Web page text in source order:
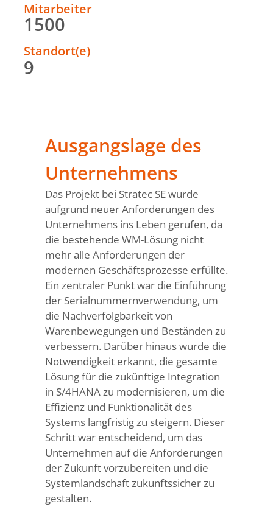
Mitarbeiter
1500
Standort(e)
9
Ausgangslage des
Unternehmens
Das Projekt bei Stratec SE wurde
aufgrund neuer Anforderungen des
Unternehmens ins Leben gerufen, da
die bestehende WM-Lösung nicht
mehr alle Anforderungen der
modernen Geschäftsprozesse erfüllte.
Ein zentraler Punkt war die Einführung
der Serialnummernverwendung, um
die Nachverfolgbarkeit von
Warenbewegungen und Beständen zu
verbessern. Darüber hinaus wurde die
Notwendigkeit erkannt, die gesamte
Lösung für die zukünftige Integration
in S/4HANA zu modernisieren, um die
Effizienz und Funktionalität des
Systems langfristig zu steigern. Dieser
Schritt war entscheidend, um das
Unternehmen auf die Anforderungen
der Zukunft vorzubereiten und die
Systemlandschaft zukunftssicher zu
gestalten.